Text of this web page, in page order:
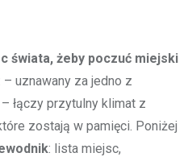
świata, żeby poczuć miejski
– uznawany za jedno z
łączy przytulny klimat z
zostają w pamięci. Poniżej
: lista miejsc,